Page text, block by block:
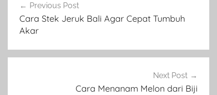
pos
Previous Post
Cara Stek Jeruk Bali Agar Cepat Tumbuh
Akar
Next Post
Cara Menanam Melon dari Biji